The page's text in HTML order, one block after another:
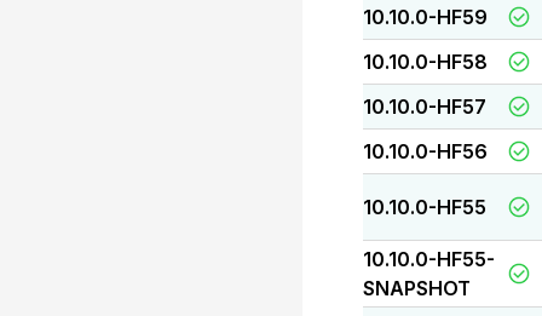
10.10.0-HF59
10.10.0-HF58
10.10.0-HF57
10.10.0-HF56
10.10.0-HF55
10.10.0-HF55-
SNAPSHOT